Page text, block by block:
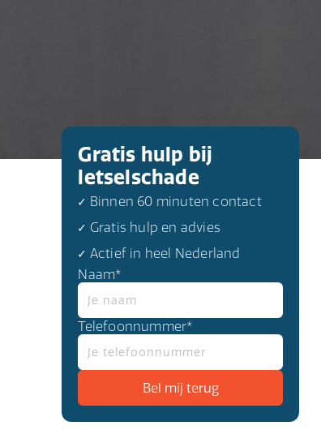
Gratis hulp bij
letselschade
✓ Binnen 60 minuten contact
✓ Gratis hulp en advies
✓ Actief in heel Nederland
Naam*
Telefoonnummer*